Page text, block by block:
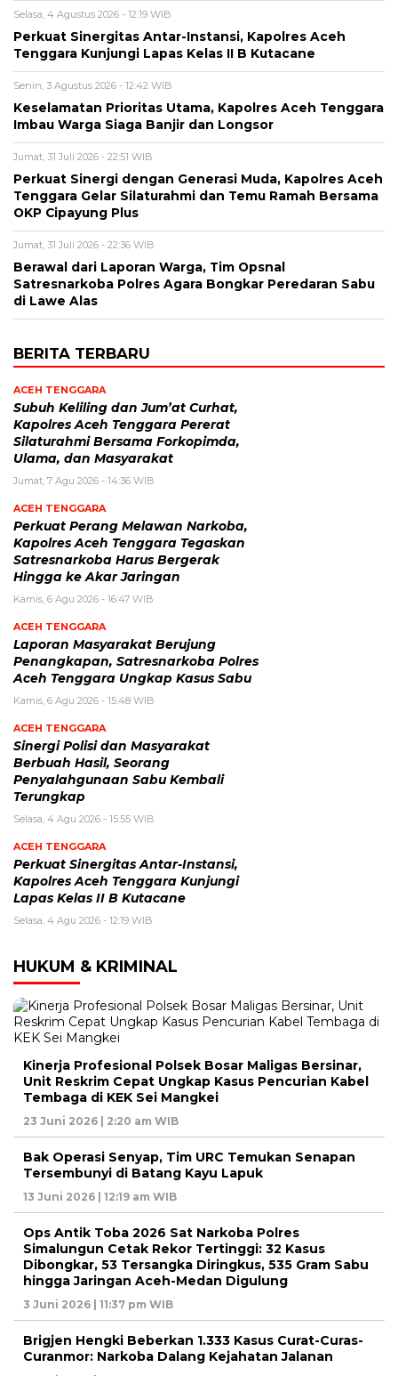
Selasa, 4 Agustus 2026 - 12:19 WIB
Perkuat Sinergitas Antar-Instansi, Kapolres Aceh
Tenggara Kunjungi Lapas Kelas II B Kutacane
Senin, 3 Agustus 2026 - 12:42 WIB
Keselamatan Prioritas Utama, Kapolres Aceh Tenggara
Imbau Warga Siaga Banjir dan Longsor
Jumat, 31 Juli 2026 - 22:51 WIB
Perkuat Sinergi dengan Generasi Muda, Kapolres Aceh
Tenggara Gelar Silaturahmi dan Temu Ramah Bersama
OKP Cipayung Plus
Jumat, 31 Juli 2026 - 22:36 WIB
Berawal dari Laporan Warga, Tim Opsnal
Satresnarkoba Polres Agara Bongkar Peredaran Sabu
di Lawe Alas
BERITA TERBARU
ACEH TENGGARA
Subuh Keliling dan Jum’at Curhat,
Kapolres Aceh Tenggara Pererat
Silaturahmi Bersama Forkopimda,
Ulama, dan Masyarakat
Jumat, 7 Agu 2026 - 14:36 WIB
ACEH TENGGARA
Perkuat Perang Melawan Narkoba,
Kapolres Aceh Tenggara Tegaskan
Satresnarkoba Harus Bergerak
Hingga ke Akar Jaringan
Kamis, 6 Agu 2026 - 16:47 WIB
ACEH TENGGARA
Laporan Masyarakat Berujung
Penangkapan, Satresnarkoba Polres
Aceh Tenggara Ungkap Kasus Sabu
Kamis, 6 Agu 2026 - 15:48 WIB
ACEH TENGGARA
Sinergi Polisi dan Masyarakat
Berbuah Hasil, Seorang
Penyalahgunaan Sabu Kembali
Terungkap
Selasa, 4 Agu 2026 - 15:55 WIB
ACEH TENGGARA
Perkuat Sinergitas Antar-Instansi,
Kapolres Aceh Tenggara Kunjungi
Lapas Kelas II B Kutacane
Selasa, 4 Agu 2026 - 12:19 WIB
HUKUM & KRIMINAL
Kinerja Profesional Polsek Bosar Maligas Bersinar,
Unit Reskrim Cepat Ungkap Kasus Pencurian Kabel
Tembaga di KEK Sei Mangkei
23 Juni 2026 | 2:20 am WIB
Bak Operasi Senyap, Tim URC Temukan Senapan
Tersembunyi di Batang Kayu Lapuk
13 Juni 2026 | 12:19 am WIB
Ops Antik Toba 2026 Sat Narkoba Polres
Simalungun Cetak Rekor Tertinggi: 32 Kasus
Dibongkar, 53 Tersangka Diringkus, 535 Gram Sabu
hingga Jaringan Aceh-Medan Digulung
3 Juni 2026 | 11:37 pm WIB
Brigjen Hengki Beberkan 1.333 Kasus Curat-Curas-
Curanmor: Narkoba Dalang Kejahatan Jalanan